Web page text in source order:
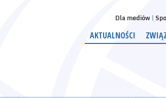
Dla mediów
AKTUALNOŚCI